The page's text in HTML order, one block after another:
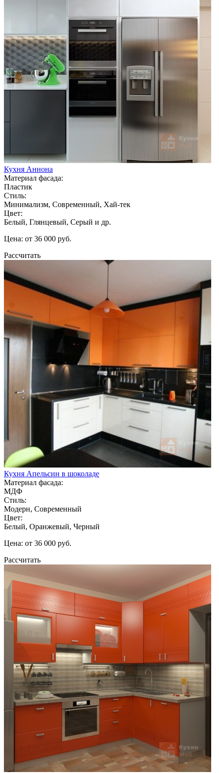
Кухня Аннона
Материал фасада:
Пластик
Стиль:
Минимализм, Современный, Хай-тек
Цвет:
Белый, Глянцевый, Серый и др.
Цена: от 36 000 руб.
Рассчитать
Кухня Апельсин в шоколаде
Материал фасада:
МДФ
Стиль:
Модерн, Современный
Цвет:
Белый, Оранжевый, Черный
Цена: от 36 000 руб.
Рассчитать